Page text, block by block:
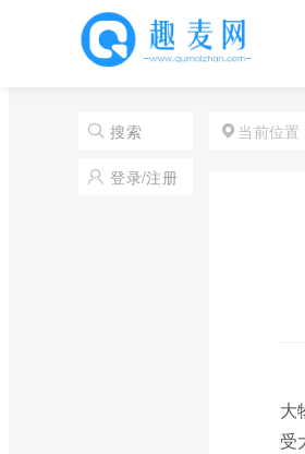
搜索
登录/注册
当前位置
大
受